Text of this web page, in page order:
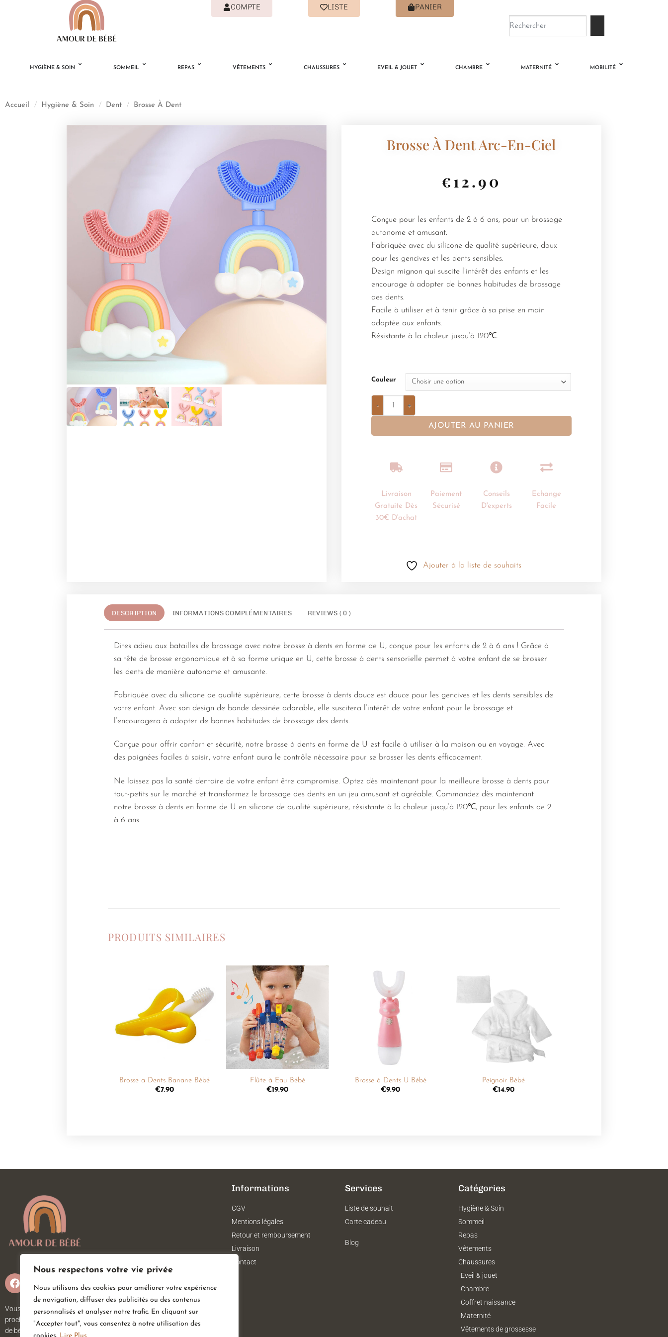
Nous respectons votre vie privée
Nous utilisons des cookies pour améliorer votre expérience
de navigation, diffuser des publicités ou des contenus
personnalisés et analyser notre trafic. En cliquant sur
"Accepter tout", vous consentez à notre utilisation des
COMPTE LISTE PANIER
HYGIÈNE & SOIN SOMMEIL REPAS VÊTEMENTS CHAUSSURES EVEIL & JOUET CHAMBRE MATERNITÉ MOBILITÉ
Accueil / Hygiène & Soin / Dent / Brosse À Dent
Brosse À Dent Arc-En-Ciel
€12.90
Conçue pour les enfants de 2 à 6 ans, pour un brossage
autonome et amusant.
Fabriquée avec du silicone de qualité supérieure, doux
pour les gencives et les dents sensibles.
Design mignon qui suscite l’intérêt des enfants et les
encourage à adopter de bonnes habitudes de brossage
des dents.
Facile à utiliser et à tenir grâce à sa prise en main
adaptée aux enfants.
Résistante à la chaleur jusqu’à 120℃.
Couleur
AJOUTER AU PANIER
Livraison
Gratuite Dès
30€ D'achat
Paiement
Sécurisé
Conseils
D'experts
Echange
Facile
Ajouter à la liste de souhaits
DESCRIPTION INFORMATIONS COMPLÉMENTAIRES REVIEWS ( 0 )
Dites adieu aux batailles de brossage avec notre brosse à dents en forme de U, conçue pour les enfants de 2 à 6 ans ! Grâce à
sa tête de brosse ergonomique et à sa forme unique en U, cette brosse à dents sensorielle permet à votre enfant de se brosser
les dents de manière autonome et amusante.
Fabriquée avec du silicone de qualité supérieure, cette brosse à dents douce est douce pour les gencives et les dents sensibles de
votre enfant. Avec son design de bande dessinée adorable, elle suscitera l’intérêt de votre enfant pour le brossage et
l’encouragera à adopter de bonnes habitudes de brossage des dents.
Conçue pour offrir confort et sécurité, notre brosse à dents en forme de U est facile à utiliser à la maison ou en voyage. Avec
des poignées faciles à saisir, votre enfant aura le contrôle nécessaire pour se brosser les dents efficacement.
Ne laissez pas la santé dentaire de votre enfant être compromise. Optez dès maintenant pour la meilleure brosse à dents pour
tout-petits sur le marché et transformez le brossage des dents en un jeu amusant et agréable. Commandez dès maintenant
notre brosse à dents en forme de U en silicone de qualité supérieure, résistante à la chaleur jusqu’à 120℃, pour les enfants de 2
à 6 ans.
PRODUITS SIMILAIRES
Ajouter
à la
liste de
souhaits
Brosse a Dents Banane Bébé
€7.90
liste de
souhaits
Flûte à Eau Bébé
€19.90
Brosse à Dents U Bébé
€9.90
liste de
souhaits
Peignoir Bébé
€14.90
Vous attendez un heureux événement ou vous ou vos
proches viennent d’accueillir un petit trésor ? Sur Amour
de bébé, vous trouverez tout ce dont vous avez besoin
Informations
CGV
Mentions légales
Retour et remboursement
Livraison
Contact
Services
Liste de souhait
Carte cadeau
Blog
Catégories
Hygiène & Soin
Sommeil
Repas
Vêtements
Chaussures
Eveil & jouet
Chambre
Coffret naissance
Maternité
Vêtements de grossesse